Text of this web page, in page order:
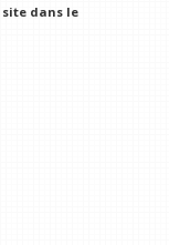
dans le